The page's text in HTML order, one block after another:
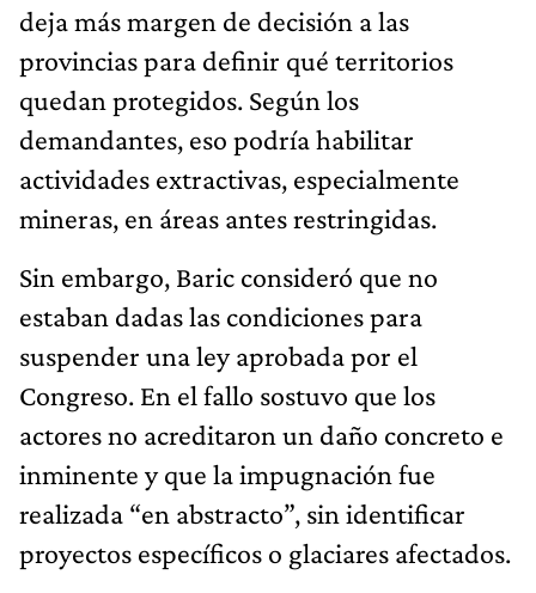
deja más margen de decisión a las
provincias para definir qué territorios
quedan protegidos. Según los
demandantes, eso podría habilitar
actividades extractivas, especialmente
mineras, en áreas antes restringidas.
Sin embargo, Baric consideró que no
estaban dadas las condiciones para
suspender una ley aprobada por el
Congreso. En el fallo sostuvo que los
actores no acreditaron un daño concreto e
inminente y que la impugnación fue
realizada “en abstracto”, sin identificar
proyectos específicos o glaciares afectados.